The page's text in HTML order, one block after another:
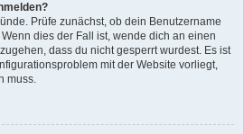
Prüfe zunächst, ob dein Benutzername
dies der Fall ist, wende dich an einen
dass du nicht gesperrt wurdest. Es ist
mit der Website vorliegt,
muss.